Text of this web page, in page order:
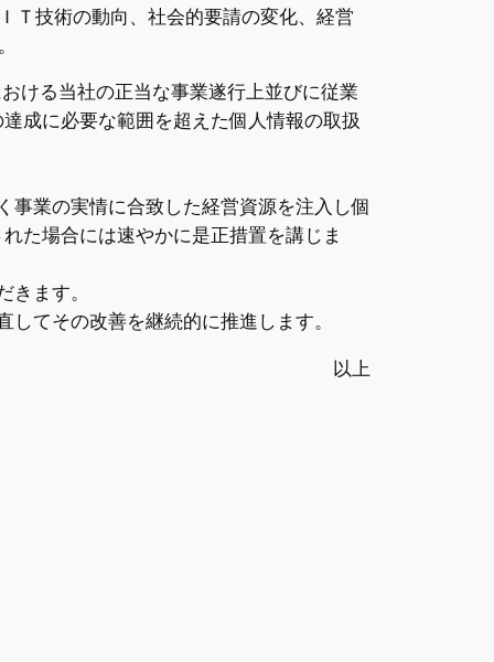
Ｔ技術の動向、社会的要請の変化、経営
ける当社の正当な事業遂行上並びに従業
成に必要な範囲を超えた個人情報の取扱
事業の実情に合致した経営資源を注入し個
た場合には速やかに是正措置を講じま
ます。
てその改善を継続的に推進します。
以上